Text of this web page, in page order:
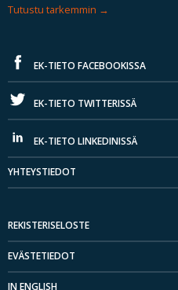
Tutustu tarkemmin
EK-TIETO FACEBOOKISSA
EK-TIETO TWITTERISSÄ
EK-TIETO LINKEDINISSÄ
YHTEYSTIEDOT
REKISTERISELOSTE
EVÄSTETIEDOT
IN ENGLISH